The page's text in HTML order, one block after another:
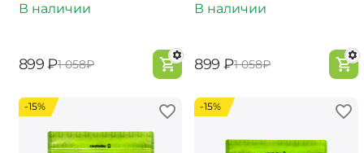
В наличии
‍899‍ ₽‍1 058‍₽
В наличии
‍899‍ ₽‍1 058‍₽
-15% -15%